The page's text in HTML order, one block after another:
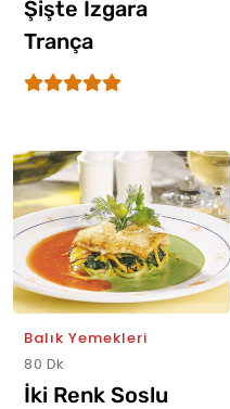
Şişte Izgara
Trança
Balık Yemekleri
80 Dk
İki Renk Soslu